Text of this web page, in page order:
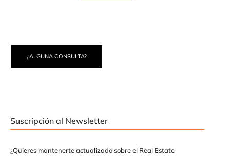
¿ALGUNA CONSULTA?
Suscripción al Newsletter
¿Quieres mantenerte actualizado sobre el Real Estate